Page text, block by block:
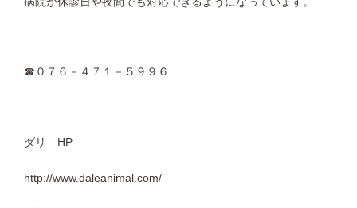
☎０７６－４７１－５９９６
ダリ HP
http://www.daleanimal.com/